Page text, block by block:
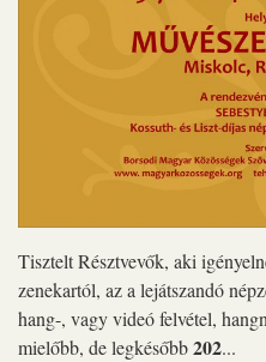
Tisztelt Résztvevők, aki
zenekartól, az a lejátszandó
hang-, vagy videó felvétel,
mielőbb, de legkésőbb202...